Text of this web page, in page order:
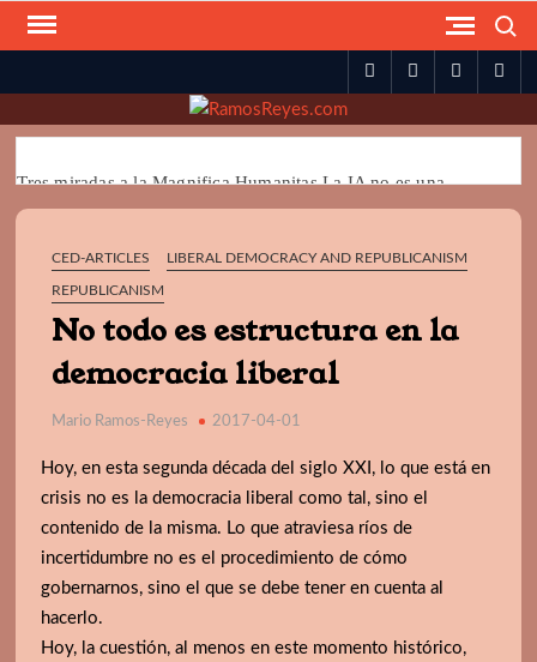
Skip
spotify twitter facebook
Tres miradas a la Magnifica Humanitas La IA no es una
Jürgen Habermas y la necesidad de la religión para la
Milei y la Libertad
La victoria de Trump: ¿El fin de la democracia?
ALGO SOBRE LA LIBERTAD
POPULISMO POSMODERNO?
BELLEZA Y DEMOCRACIA
DEMOCRACIA: POLITICA Y ALGO MAS
CED-ARTICLES LIBERAL DEMOCRACY AND REPUBLICANISM
REPUBLICANISM
No todo es estructura en la
democracia liberal
Mario Ramos-Reyes 2017-04-01
Hoy, en esta segunda década del siglo XXI, lo que está en
crisis no es la democracia liberal como tal, sino el
contenido de la misma. Lo que atraviesa ríos de
incertidumbre no es el procedimiento de cómo
gobernarnos, sino el que se debe tener en cuenta al
hacerlo.
Hoy, la cuestión, al menos en este momento histórico,